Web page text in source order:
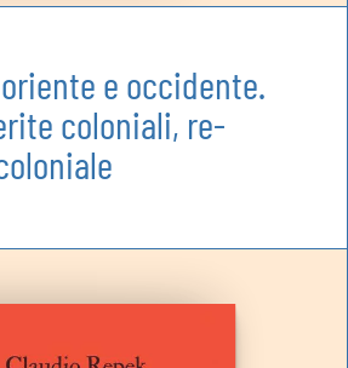
e occidente.
coloniali, re-